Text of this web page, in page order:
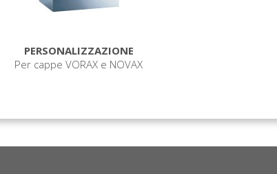
PERSONALIZZAZIONE
Per cappe VORAX e NOVAX